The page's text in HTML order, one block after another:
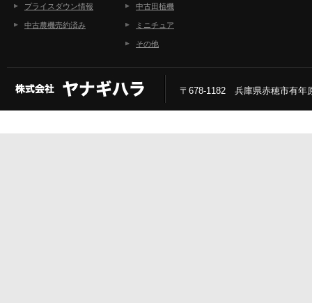
プライスダウン情報
中古農機売約済み
中古田植機
ミニチュア
その他
〒678-1182 兵庫県赤穂市有年